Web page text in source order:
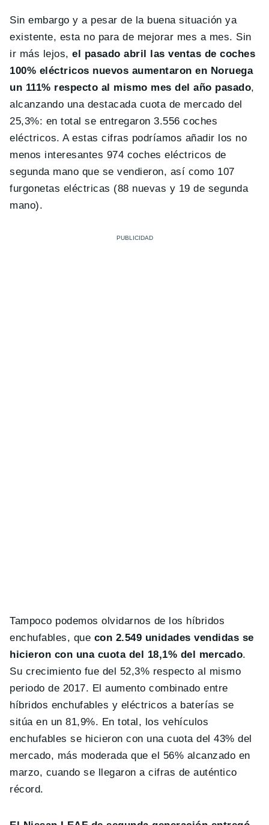
Sin embargo y a pesar de la buena situación ya
existente, esta no para de mejorar mes a mes. Sin
ir más lejos,el pasado abril las ventas de coches
100% eléctricos nuevos aumentaron en Noruega
un 111% respecto al mismo mes del año pasado,
alcanzando una destacada cuota de mercado del
25,3%: en total se entregaron 3.556 coches
eléctricos. A estas cifras podríamos añadir los no
menos interesantes 974 coches eléctricos de
segunda mano que se vendieron, así como 107
furgonetas eléctricas (88 nuevas y 19 de segunda
mano).
Tampoco podemos olvidarnos de los híbridos
enchufables, que con 2.549 unidades vendidas se
hicieron con una cuota del 18,1% del mercado.
Su crecimiento fue del 52,3% respecto al mismo
periodo de 2017. El aumento combinado entre
híbridos enchufables y eléctricos a baterías se
sitúa en un 81,9%. En total, los vehículos
enchufables se hicieron con una cuota del 43% del
mercado, más moderada que el 56% alcanzado en
marzo, cuando se llegaron a cifras de auténtico
récord.